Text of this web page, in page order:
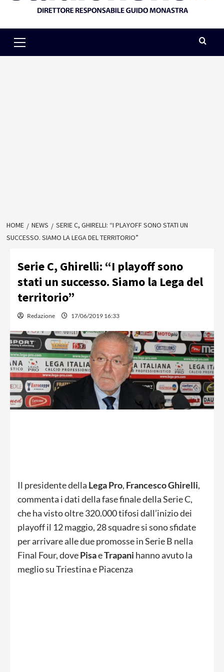
Menu
HOME NEWS
SERIE C, GHIRELLI: “I PLAYOFF SONO STATI UN
SUCCESSO. SIAMO LA LEGA DEL TERRITORIO”
Serie C, Ghirelli: “I playoff sono
stati un successo. Siamo la Lega del
territorio”
Redazione 17/06/2019 16:33
Il presidente della LegaPro, FrancescoGhirelli,
commenta i dati della fase finale della Serie C,
che ha visto oltre 320.000 tifosi dall’inizio dei
playoff il 12 maggio, 28 squadre si sono sfidate
per arrivare alle due promosse in Serie B nella
Final Four, dovePisaeTrapani hanno avuto la
meglio su Triestina e Piacenza